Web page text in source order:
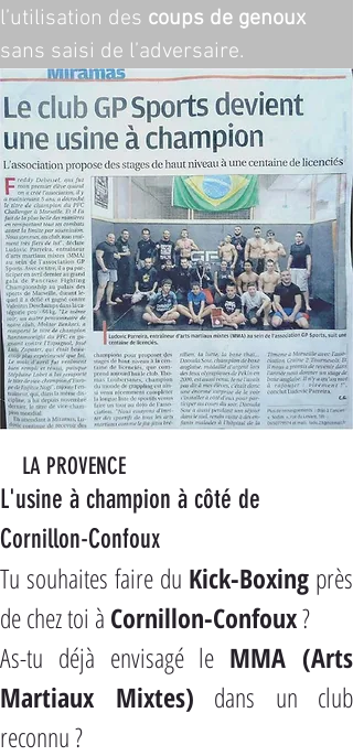
l’utilisation des coups de genoux
sans saisi de l’adversaire.
LA PROVENCE
L'usine à champion à côté de
Cornillon-Confoux
Tu souhaites faire du Kick-Boxing près
de chez toi à Cornillon-Confoux ?
As-tu déjà envisagé le MMA (Arts
Martiaux Mixtes) dans un club
reconnu ?